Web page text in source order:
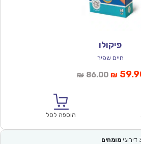
פיקולו
חיים שפיר
₪ 86.00המחיר
₪
הוספה לסל
דירוגי מומחים